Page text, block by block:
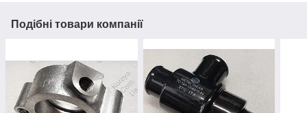
Подібні товари компанії